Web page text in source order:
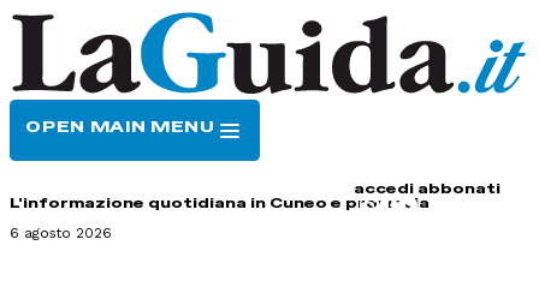
OPEN MAIN MENU
accedi abbonati
L'informazione quotidiana in Cuneo e provincia
6 agosto 2026